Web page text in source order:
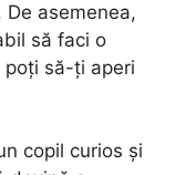
asemenea,
să faci o
să-ți aperi
copil curios și